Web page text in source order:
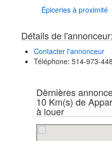
Épiceries à proximité
Détails de l'annonceur:
Contacter l'annonceur
Téléphone: 514-973-
Dèrnières
10 Km(s) de
à louer